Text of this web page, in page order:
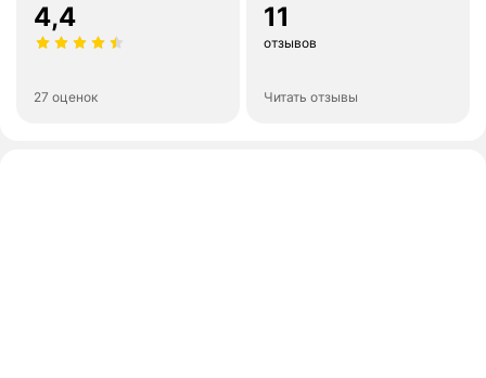
4,4
27 оценок
11
отзывов
Читать отзывы